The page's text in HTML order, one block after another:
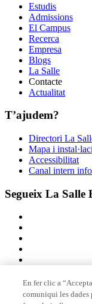
Estudis
Admissions
El Campus
Recerca
Empresa
Blogs
La Salle
Contacte
Actualitat
T’ajudem?
Directori La
Mapa i
Accessibilitat
Canal intern
Segueix La Salle
Membre de
En fer clic a
comuniqui les dades